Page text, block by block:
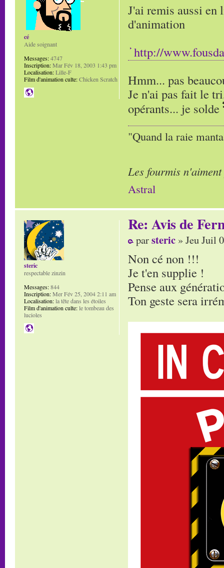
J'ai remis aussi en
d'animation
http://
Hmm... pas
Je n'ai pas fait le
opérants... je solde
"Quand la raie
Les fourmis
Astral
cé
Aide soignant
Messages:4747
Inscription:Mar Fév 18, 2003 1:43 pm
Localisation:Lille-F
Film d'animation culte:Chicken Scratch
Re: Avis de
parsteric » Jeu Juil
Non cé non !!!
Je t'en supplie !
Pense aux
Ton geste sera
steric
respectable zinzin
Messages:844
Inscription:Mer Fév 25, 2004 2:11 am
Localisation:la tête dans les étoiles
Film d'animation culte:le tombeau des
lucioles